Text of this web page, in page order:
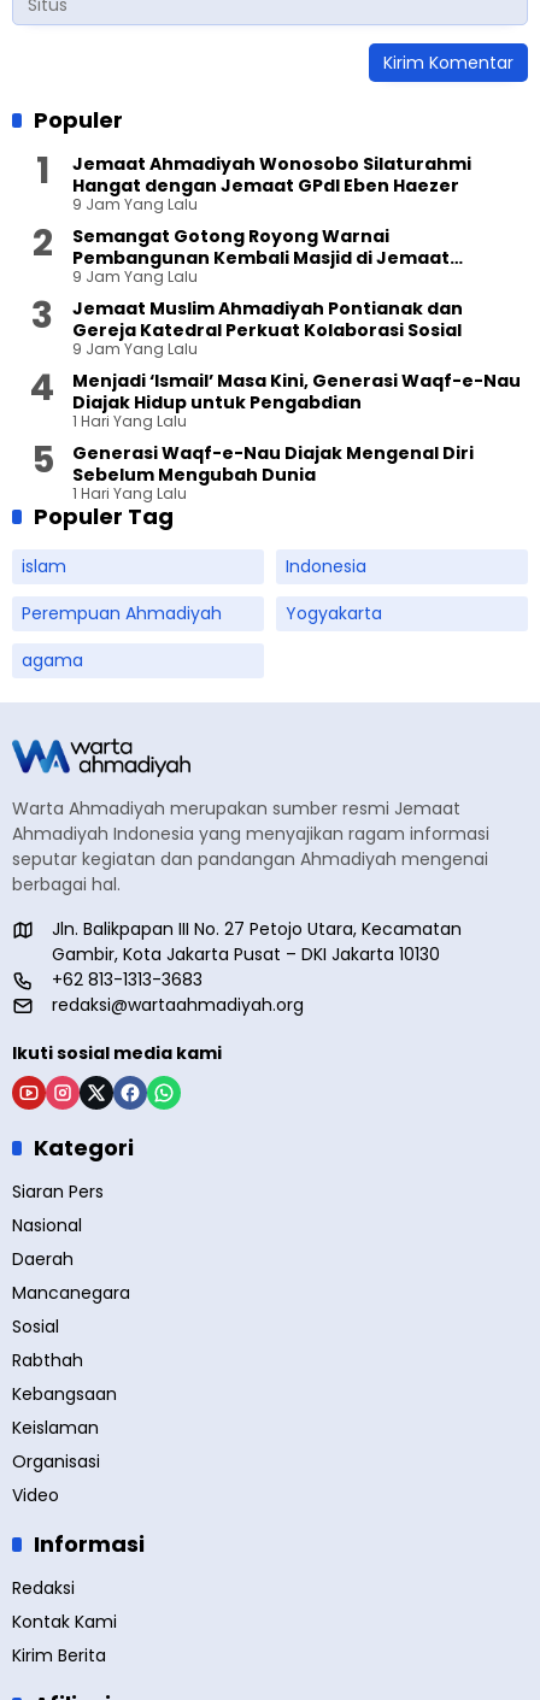
Populer
Jemaat Ahmadiyah Wonosobo Silaturahmi
Hangat dengan Jemaat GPdI Eben Haezer
9 Jam Yang Lalu
Semangat Gotong Royong Warnai
Pembangunan Kembali Masjid di Jemaat
Ahmadiyah Sukapura
9 Jam Yang Lalu
Jemaat Muslim Ahmadiyah Pontianak dan
Gereja Katedral Perkuat Kolaborasi Sosial
9 Jam Yang Lalu
Menjadi ‘Ismail’ Masa Kini, Generasi Waqf-e-Nau
Diajak Hidup untuk Pengabdian
1 Hari Yang Lalu
Generasi Waqf-e-Nau Diajak Mengenal Diri
Sebelum Mengubah Dunia
1 Hari Yang Lalu
Populer Tag
islam
Indonesia
Perempuan Ahmadiyah
Yogyakarta
agama
Warta Ahmadiyah merupakan sumber resmi Jemaat
Ahmadiyah Indonesia yang menyajikan ragam informasi
seputar kegiatan dan pandangan Ahmadiyah mengenai
berbagai hal.
Jln. Balikpapan III No. 27 Petojo Utara, Kecamatan
Gambir, Kota Jakarta Pusat – DKI Jakarta 10130
+62 813-1313-3683
redaksi@wartaahmadiyah.org
Ikuti sosial media kami
Kategori
Siaran Pers
Nasional
Daerah
Mancanegara
Sosial
Rabthah
Kebangsaan
Keislaman
Organisasi
Video
Informasi
Redaksi
Kontak Kami
Kirim Berita